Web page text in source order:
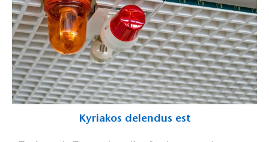
Kyriakos delendus est